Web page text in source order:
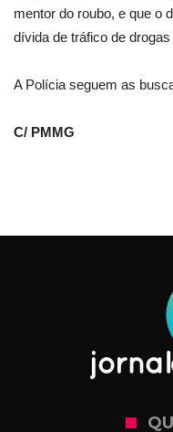
mentor do roubo, e que o
dívida de tráfico de
A Polícia seguem as
C/ PMMG